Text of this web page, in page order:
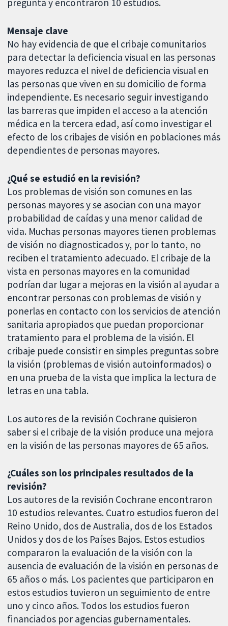
pregunta y encontraron 10 estudios.
Mensaje clave
No hay evidencia de que el cribaje comunitarios
para detectar la deficiencia visual en las personas
mayores reduzca el nivel de deficiencia visual en
las personas que viven en su domicilio de forma
independiente. Es necesario seguir investigando
las barreras que impiden el acceso a la atención
médica en la tercera edad, así como investigar el
efecto de los cribajes de visión en poblaciones más
dependientes de personas mayores.
¿Qué se estudió en la revisión?
Los problemas de visión son comunes en las
personas mayores y se asocian con una mayor
probabilidad de caídas y una menor calidad de
vida. Muchas personas mayores tienen problemas
de visión no diagnosticados y, por lo tanto, no
reciben el tratamiento adecuado. El cribaje de la
vista en personas mayores en la comunidad
podrían dar lugar a mejoras en la visión al ayudar a
encontrar personas con problemas de visión y
ponerlas en contacto con los servicios de atención
sanitaria apropiados que puedan proporcionar
tratamiento para el problema de la visión. El
cribaje puede consistir en simples preguntas sobre
la visión (problemas de visión autoinformados) o
en una prueba de la vista que implica la lectura de
letras en una tabla.
Los autores de la revisión Cochrane quisieron
saber si el cribaje de la visión produce una mejora
en la visión de las personas mayores de 65 años.
¿Cuáles son los principales resultados de la
revisión?
Los autores de la revisión Cochrane encontraron
10 estudios relevantes. Cuatro estudios fueron del
Reino Unido, dos de Australia, dos de los Estados
Unidos y dos de los Países Bajos. Estos estudios
compararon la evaluación de la visión con la
ausencia de evaluación de la visión en personas de
65 años o más. Los pacientes que participaron en
estos estudios tuvieron un seguimiento de entre
uno y cinco años. Todos los estudios fueron
financiados por agencias gubernamentales.